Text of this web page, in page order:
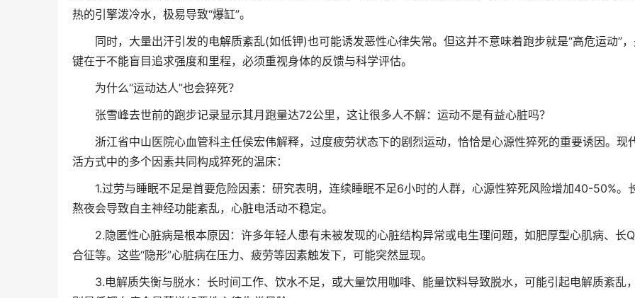
热的引擎泼冷水，极易导致“爆缸”。
同时，大量出汗引发的电解质紊乱(如低钾)也可能诱发恶性心律失常。但这并不意味着跑步就是“高危运动”，
键在于不能盲目追求强度和里程，必须重视身体的反馈与科学评估。
为什么“运动达人”也会猝死？
张雪峰去世前的跑步记录显示其月跑量达72公里，这让很多人不解：运动不是有益心脏吗？
浙江省中山医院心血管科主任侯宏伟解释，过度疲劳状态下的剧烈运动，恰恰是心源性猝死的重要诱因。现
活方式中的多个因素共同构成猝死的温床：
1.过劳与睡眠不足是首要危险因素：研究表明，连续睡眠不足6小时的人群，心源性猝死风险增加40-50%。
熬夜会导致自主神经功能紊乱，心脏电活动不稳定。
2.隐匿性心脏病是根本原因：许多年轻人患有未被发现的心脏结构异常或电生理问题，如肥厚型心肌病、长
合征等。这些“隐形”心脏病在压力、疲劳等因素触发下，可能突然显现。
3.电解质失衡与脱水：长时间工作、饮水不足，或大量饮用咖啡、能量饮料导致脱水，可能引起电解质紊乱